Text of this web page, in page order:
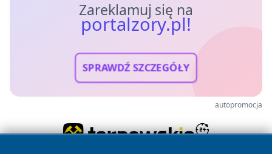
Zareklamuj się na
portalzory.pl!
SPRAWDŹ SZCZEGÓŁY
autopromocja